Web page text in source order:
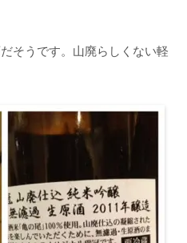
そうです。山廃らしくない軽